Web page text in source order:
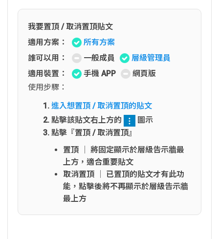
我要置頂 / 取消置頂貼文
適用方案：
所有方案
誰可以用：
一般成員
層級管理員
適用裝置：
手機 APP
網頁版
使用步驟：
進入想置頂 / 取消置頂的貼文
點擊該貼文右上方的
圖示
點擊『置頂 / 取消置頂』
置頂 │ 將固定顯示於層級告示牆最
上方，適合重要貼文
取消置頂 │ 已置頂的貼文才有此功
能，點擊後將不再顯示於層級告示牆
最上方